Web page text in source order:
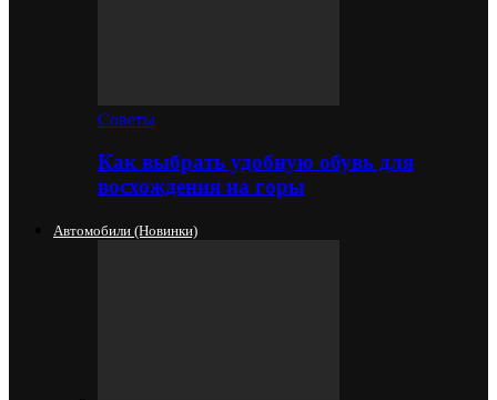
Советы
Как выбрать удобную обувь для
восхождения на горы
Автомобили (новинки)